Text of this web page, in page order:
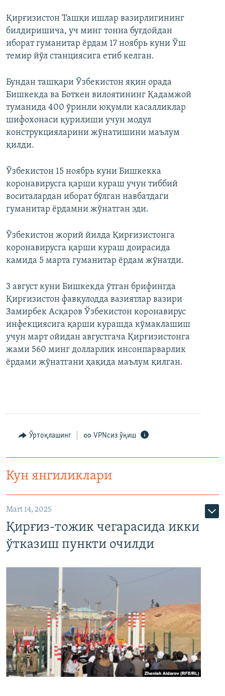
Қирғизистон Ташқи ишлар вазирлигининг
билдиришича, уч минг тонна буғдойдан
иборат гуманитар ёрдам 17 ноябрь куни Ўш
темир йўл станциясига етиб келган.
Бундан ташқари Ўзбекистон яқин орада
Бишкекда ва Боткен вилоятининг Қадамжой
туманида 400 ўринли юқумли касалликлар
шифохонаси қурилиши учун модул
конструкцияларини жўнатишини маълум
қилди.
Ўзбекистон 15 ноябрь куни Бишкекка
коронавирусга қарши кураш учун тиббий
воситалардан иборат бўлган навбатдаги
гуманитар ёрдамни жўнатган эди.
Ўзбекистон жорий йилда Қирғизистонга
коронавирусга қарши кураш доирасида
камида 5 марта гуманитар ёрдам жўнатди.
3 август куни Бишкекда ўтган брифингда
Қирғизистон фавқулодда вазиятлар вазири
Замирбек Асқаров Ўзбекистон коронавирус
инфекциясига қарши курашда кўмаклашиш
учун март ойидан августгача Қирғизистонга
жами 560 минг долларлик инсонпарварлик
ёрдами жўнатгани ҳақида маълум қилган.
Ўртоқлашинг VPNсиз ўқиш
Кун янгиликлари
Mart 14, 2025
Қирғиз-тожик чегарасида икки
ўтказиш пункти очилди